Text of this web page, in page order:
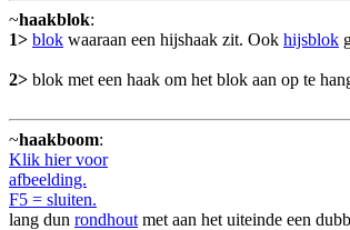
~haakblok:
1> blok waaraan een hijshaak zit. Ook hijsblok
2> blok met een haak om het blok aan op te
~haakboom:
Klik hier voor
afbeelding.
F5 = sluiten.
lang dun rondhout met aan het uiteinde een